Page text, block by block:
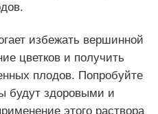
избежать вершинной
цветков и получить
плодов. Попробуйте
будут здоровыми и
этого раствора